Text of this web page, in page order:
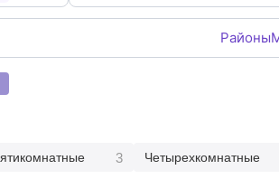
Районы
3 Четырехкомнатные